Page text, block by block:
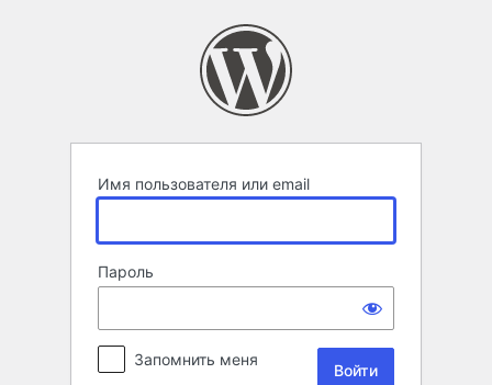
Имя пользователя или email
Пароль
Запомнить меня